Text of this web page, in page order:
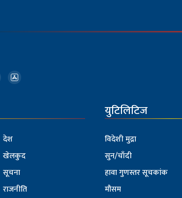
देश
खेलकुद
सूचना
राजनीति
युटिलिटिज
विदेशी मुद्रा
सुन/चाँदी
हावा गुणस्तर सूचकांक
मौसम